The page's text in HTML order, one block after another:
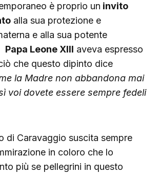
è proprio un invito
alla sua protezione e
e alla sua potente
Papa Leone XIII aveva espresso
che questo dipinto dice
la Madre non abbandona mai
voi dovete essere sempre fedeli
di Caravaggio suscita sempre
in coloro che lo
più se pellegrini in questo